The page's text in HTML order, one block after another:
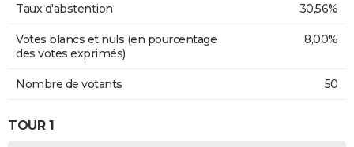
Taux d'abstention 30,56%
Votes blancs et nuls (en pourcentage
des votes exprimés)
8,00%
Nombre de votants 50
TOUR 1